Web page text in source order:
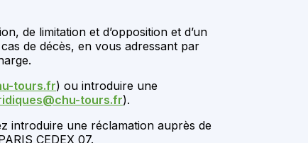
de limitation et d’opposition et d’un
de décès, en vous adressant par
tours.fr) ou introduire une
tours.fr).
introduire une réclamation auprès de
CEDEX 07.